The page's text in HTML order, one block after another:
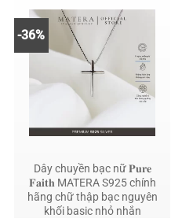
₫.
-36%
Dây chuyền bạc nữ 𝐏𝐮𝐫𝐞
𝐅𝐚𝐢𝐭𝐡 MATERA S925 chính
hãng chữ thập bạc nguyên
khối basic nhỏ nhắn